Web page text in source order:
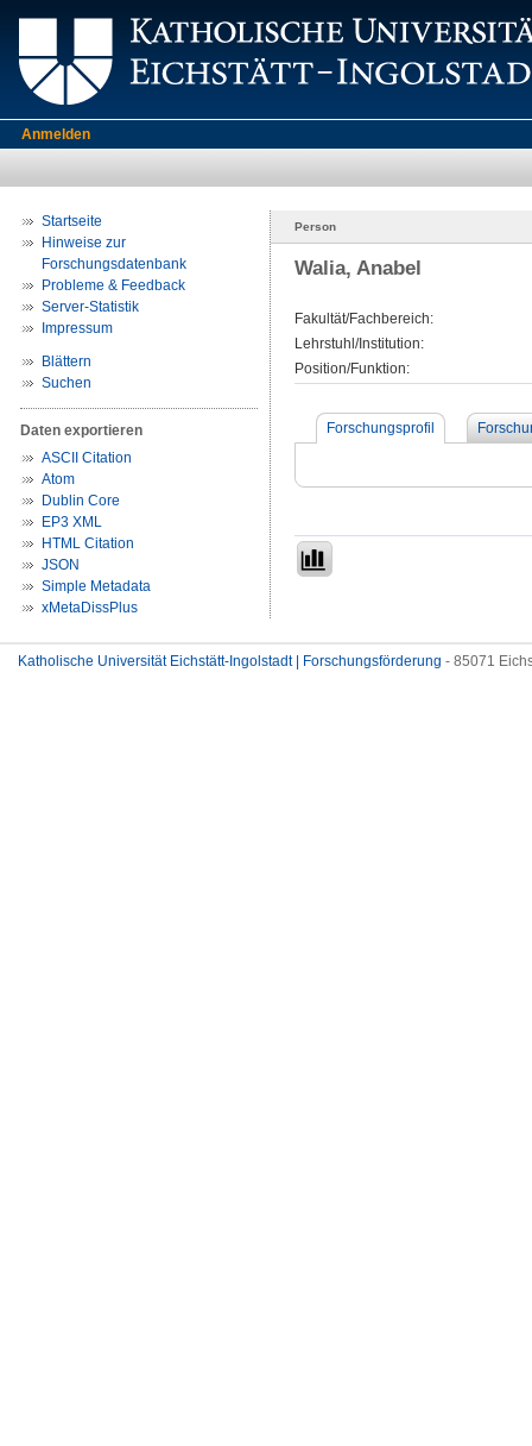
Anmelden
Startseite
Hinweise zur
Forschungsdatenbank
Probleme & Feedback
Server-Statistik
Impressum
Blättern
Suchen
Daten exportieren
ASCII Citation
Atom
Dublin Core
EP3 XML
HTML Citation
JSON
Simple Metadata
xMetaDissPlus
Person
Walia, Anabel
Fakultät/Fachbereich:
Lehrstuhl/Institution:
Position/Funktion:
Forschungsprofil
Katholische Universität Eichstätt-Ingolstadt | Forschungsförderung - 85071